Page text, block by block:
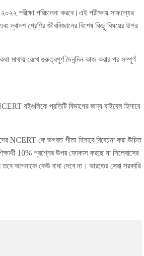
পরীক্ষা পরিচালনা করবে।এই পরীক্ষায় সাফল্যের
দ্বাদশ শ্রেণির জীববিজ্ঞানের বিশেষ কিছু বিষয়ের উপর
রেখে গুরুত্বপূর্ণ দৈনন্দিন কাজ করার পর সম্পূর্ণ
বইগুলিকে প্রতিটি বিভাগের জন্য বাইবেল হিসাবে
NCERT কে ভগবত গীতা হিসাবে বিবেচনা করা উচিত
10% প্রশ্নের উপর ফোকাস করছে যা সিলেবাসের
আপনাকে কেউ বাধা দেবে না। ভারতের সেরা সরকারি